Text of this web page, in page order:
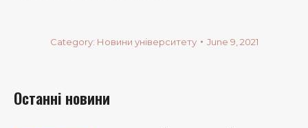
Category: Новини університету June 9, 2021
Останні новини